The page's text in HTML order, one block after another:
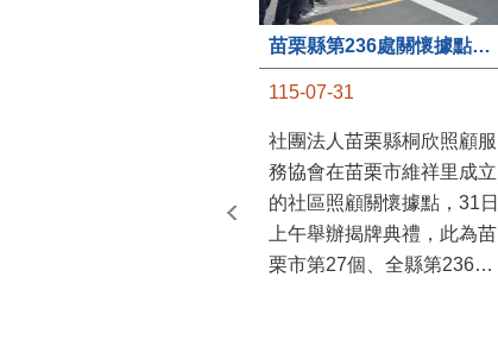
苗栗縣第236處關懷據點在苗栗市維祥里揭牌
115-07-31
社團法人苗栗縣桐欣照顧服
務協會在苗栗市維祥里成立
的社區照顧關懷據點，31日
上午舉辦揭牌典禮，此為苗
栗市第27個、全縣第236處